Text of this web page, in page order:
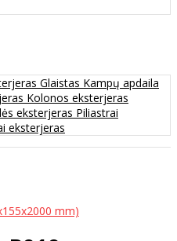
Glaistas Kampų apdaila
Kolonos eksterjeras
eksterjeras Piliastrai
eksterjeras
mm)